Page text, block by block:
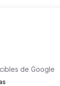
de Google